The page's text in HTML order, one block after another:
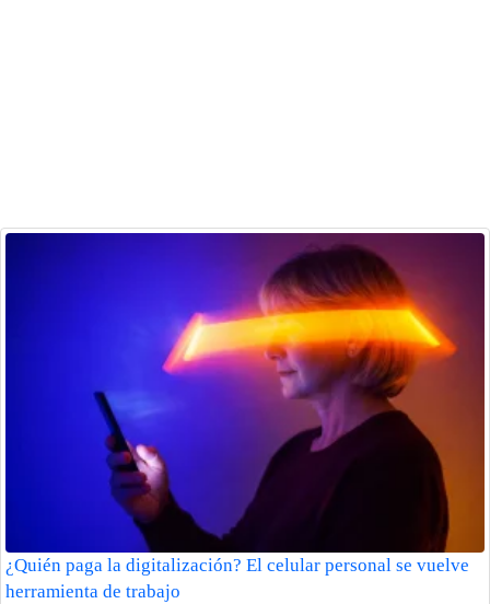
¿Quién paga la digitalización? El celular personal se vuelve
herramienta de trabajo